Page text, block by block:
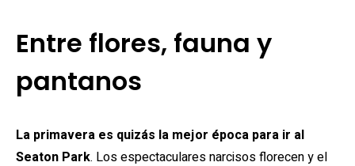
Entre flores, fauna y
pantanos
La primavera es quizás la mejor época para ir al
Seaton Park. Los espectaculares narcisos florecen y el